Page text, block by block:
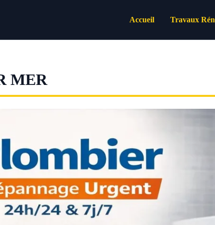
Accueil Travaux
MER